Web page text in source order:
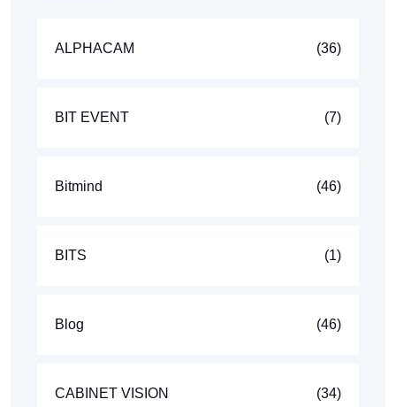
ALPHACAM (36)
BIT EVENT (7)
Bitmind (46)
BITS (1)
Blog (46)
CABINET VISION (34)